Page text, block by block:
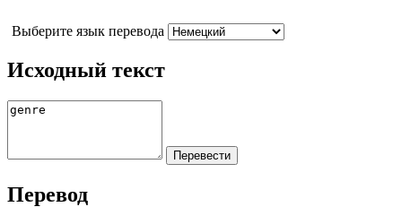
Выберите язык перевода
Исходный текст
Перевод